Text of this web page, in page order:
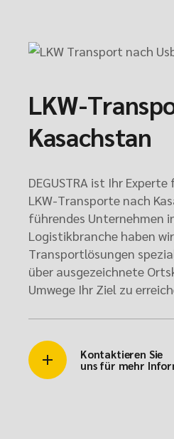
LKW-
Kasachstan
DEGUSTRA ist Ihr
LKW-Transporte nach
führendes Unternehmen
Logistikbranche haben
Transportlösungen
über ausgezeichnete
Umwege Ihr Ziel zu
Kontaktieren Sie
uns für mehr